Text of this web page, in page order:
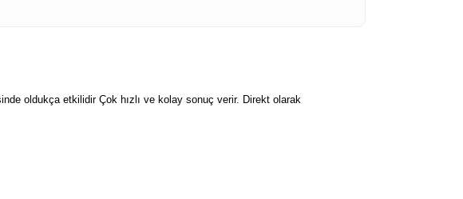
oldukça etkilidir Çok hızlı ve kolay sonuç verir. Direkt olarak